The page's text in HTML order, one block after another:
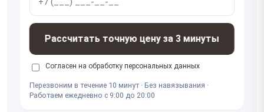
Рассчитать точную цену за 3 минуты
Согласен на обработку персональных данных
Перезвоним в течение 10 минут · Без навязывания ·
Работаем ежедневно с 9:00 до 20:00